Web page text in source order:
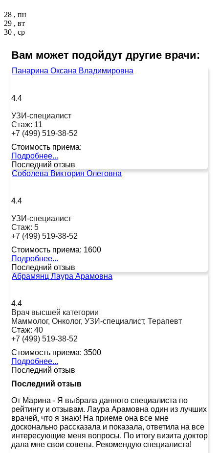
28 , пн
29 , вт
30 , ср
Вам может подойдут другие врачи:
Панарина Оксана Владимировна
4.4
УЗИ-специалист
Стаж: 11
+7 (499) 519-38-52
Стоимость приема:
Подробнее...
Последний отзыв
Соболева Виктория Олеговна
4.4
УЗИ-специалист
Стаж: 5
+7 (499) 519-38-52
Стоимость приема: 1600
Подробнее...
Последний отзыв
Абрамянц Лаура Арамовна
4.4
Врач высшей категории
Маммолог, Онколог, УЗИ-специалист, Терапевт
Стаж: 40
+7 (499) 519-38-52
Стоимость приема: 3500
Подробнее...
Последний отзыв
Последний отзыв
От Марина - Я выбрала данного специалиста по
рейтингу и отзывам. Лаура Арамовна один из лучших
врачей, что я знаю! На приеме она все мне
досконально рассказала и показала, ответила на все
интересующие меня вопросы. По итогу визита доктор
дала мне свои советы. Рекомендую специалиста!